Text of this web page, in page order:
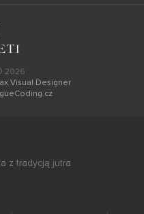
2026
Visual Designer
z tradycją jutra